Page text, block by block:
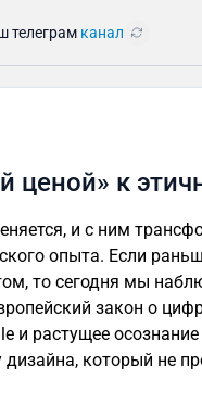
телеграм канал
ценой» к
и с ним
опыта. Если
то сегодня мы
закон о
и растущее
который не